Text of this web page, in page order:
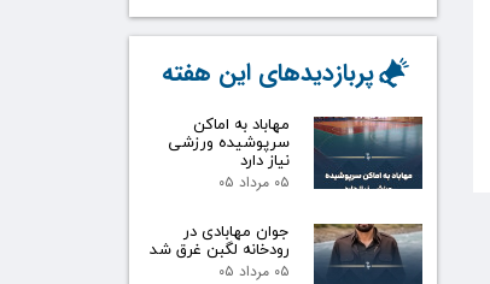
مهاباد به اماکن
سرپوشیده ورزشی
نیاز دارد
۰۵ مرداد ۰۵
جوان مهابادی در
رودخانه لگبن غرق شد
۰۵ مرداد ۰۵
پربازدیدهای این هفته